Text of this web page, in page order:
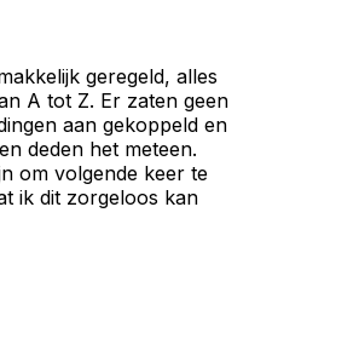
geregeld, alles
A tot Z. Er zaten geen
aan gekoppeld en
deden het meteen.
om volgende keer te
ik dit zorgeloos kan